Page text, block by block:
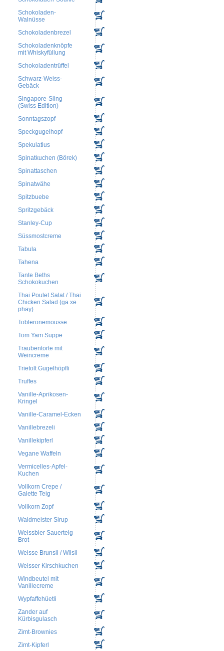
Schokoladen-
Walnüsse
Schokoladenbrezel
Schokoladenknöpfe
mit Whiskyfüllung
Schokoladentrüffel
Schwarz-Weiss-
Gebäck
Singapore-Sling
(Swiss Edition)
Sonntagszopf
Speckgugelhopf
Spekulatius
Spinatkuchen (Börek)
Spinattaschen
Spinatwähe
Spitzbuebe
Spritzgebäck
Stanley-Cup
Süssmostcreme
Tabula
Tahena
Tante Beths
Schokokuchen
Thai Poulet Salat / Thai
Chicken Salad (ga xe
phay)
Tobleronemousse
Tom Yam Suppe
Traubentorte mit
Weincreme
Trietolt Gugelhöpfli
Truffes
Vanille-Aprikosen-
Kringel
Vanille-Caramel-Ecken
Vanillebrezeli
Vanillekipferl
Vegane Waffeln
Vermicelles-Apfel-
Kuchen
Vollkorn Crepe /
Galette Teig
Vollkorn Zopf
Waldmeister Sirup
Weissbier Sauerteig
Brot
Weisse Brunsli / Wiisli
Weisser Kirschkuchen
Windbeutel mit
Vanillecreme
Wypfaffehüetli
Zander auf
Kürbisgulasch
Zimt-Brownies
Zimt-Kipferl